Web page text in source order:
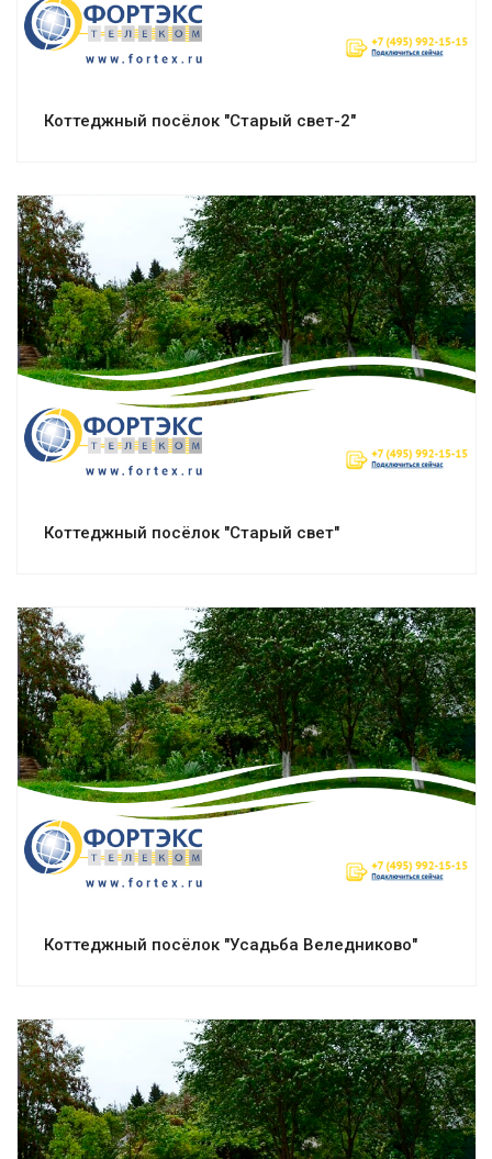
Коттеджный посёлок "Старый свет-2"
Смотреть проект
Коттеджный посёлок "Старый свет"
Смотреть проект
Коттеджный посёлок "Усадьба Веледниково"